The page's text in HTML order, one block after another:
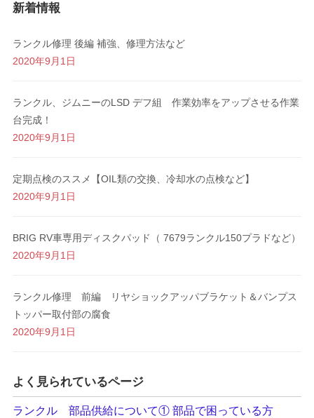
o
o
k
新着情報
ランクル修理 後編 補強、修理方法など
2020年9月1日
ランクル、ジムニーのLSD デフ組 作業効率をアップさせる作業
台完成！
2020年9月1日
定期点検のススメ【OIL類の交換、冷却水の点検など】
2020年9月1日
BRIG RV車専用ディスクパッド（ 7679ランクル150プラドなど）
2020年9月1日
ランクル修理 前編 リヤショックアッパブラケット＆バンプス
トッパー取付部の腐食
2020年9月1日
よく見られているページ
ランクル 部品供給について① 部品で困っている方